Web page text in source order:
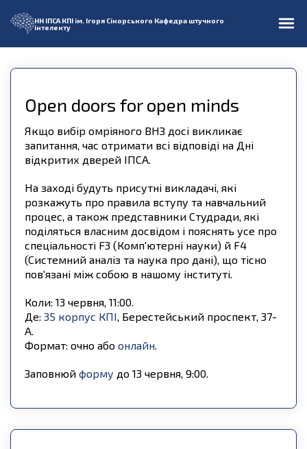
НН ІПСА КПІ ім. Ігоря Сікорського Кафедра штучного
інтелекту
Open doors for open minds
Якщо вибір омріяного ВНЗ досі викликає
запитання, час отримати всі відповіді на Дні
відкритих дверей ІПСА.
На заході будуть присутні викладачі, які
розкажуть про правила вступу та навчальний
процес, а також представники Студради, які
поділяться власним досвідом і пояснять усе про
спеціальності F3 (Комп'ютерні науки) й F4
(Cистемний аналіз та наука про дані), що тісно
пов'язані між собою в нашому інституті.
Коли: 13 червня, 11:00.
Де: 35 корпус КПІ, Берестейський проспект, 37-
А.
Формат: очно або онлайн.
Заповнюй форму до 13 червня, 9:00.